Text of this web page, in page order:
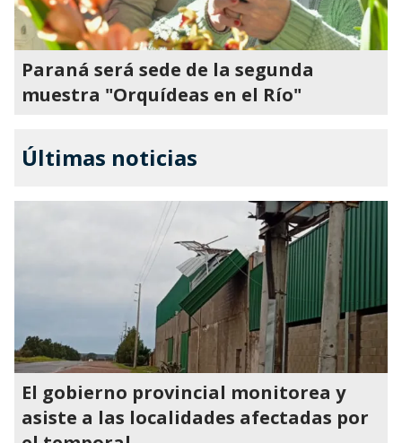
Paraná será sede de la segunda
muestra "Orquídeas en el Río"
Últimas noticias
El gobierno provincial monitorea y
asiste a las localidades afectadas por